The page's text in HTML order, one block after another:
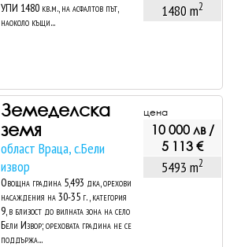
УПИ 1480 кв.м., на асфалтов път,
наоколо къщи...
1480 m2
Земеделска
земя
област Враца, с.Бели
извор
Овощна градина 5,493 дка, орехови
насаждения на 30-35 г. , категория
9, в близост до вилната зона на село
Бели Извор; ореховата градина не се
поддържа...
цена
10 000 лв /
5 113 €
5493 m2